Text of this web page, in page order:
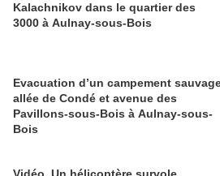
Kalachnikov dans le quartier des
3000 à Aulnay-sous-Bois
Evacuation d’un campement
allée de Condé et avenue des
Pavillons-sous-Bois à Aulnay-sous-
Bois